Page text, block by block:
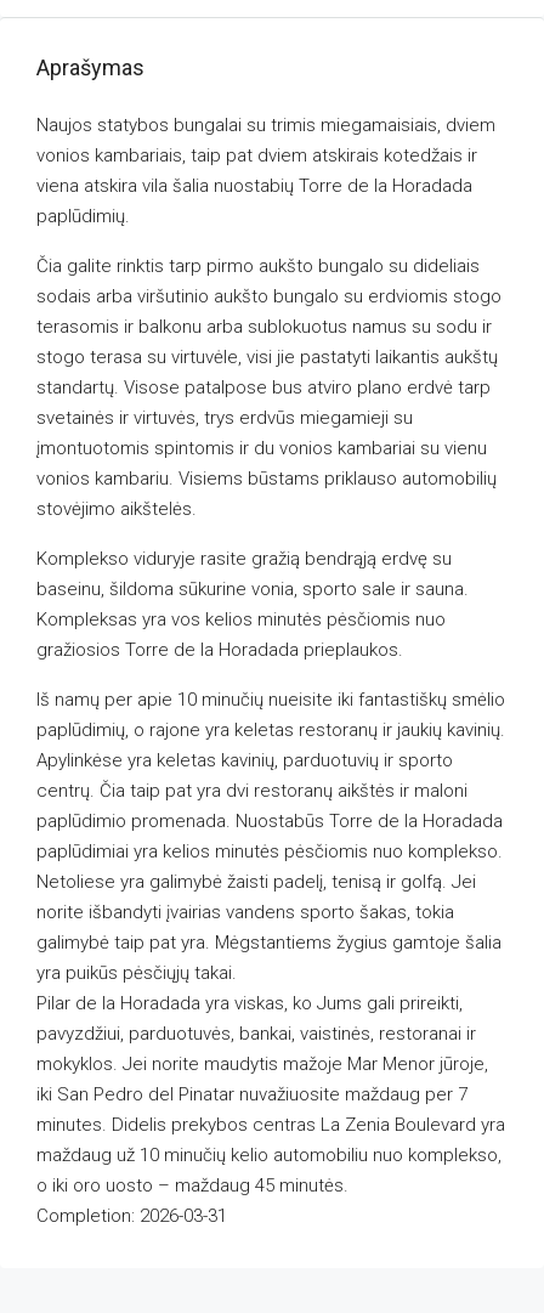
Aprašymas
Naujos statybos bungalai su trimis miegamaisiais, dviem
vonios kambariais, taip pat dviem atskirais kotedžais ir
viena atskira vila šalia nuostabių Torre de la Horadada
paplūdimių.
Čia galite rinktis tarp pirmo aukšto bungalo su dideliais
sodais arba viršutinio aukšto bungalo su erdviomis stogo
terasomis ir balkonu arba sublokuotus namus su sodu ir
stogo terasa su virtuvėle, visi jie pastatyti laikantis aukštų
standartų. Visose patalpose bus atviro plano erdvė tarp
svetainės ir virtuvės, trys erdvūs miegamieji su
įmontuotomis spintomis ir du vonios kambariai su vienu
vonios kambariu. Visiems būstams priklauso automobilių
stovėjimo aikštelės.
Komplekso viduryje rasite gražią bendrąją erdvę su
baseinu, šildoma sūkurine vonia, sporto sale ir sauna.
Kompleksas yra vos kelios minutės pėsčiomis nuo
gražiosios Torre de la Horadada prieplaukos.
Iš namų per apie 10 minučių nueisite iki fantastiškų smėlio
paplūdimių, o rajone yra keletas restoranų ir jaukių kavinių.
Apylinkėse yra keletas kavinių, parduotuvių ir sporto
centrų. Čia taip pat yra dvi restoranų aikštės ir maloni
paplūdimio promenada. Nuostabūs Torre de la Horadada
paplūdimiai yra kelios minutės pėsčiomis nuo komplekso.
Netoliese yra galimybė žaisti padelį, tenisą ir golfą. Jei
norite išbandyti įvairias vandens sporto šakas, tokia
galimybė taip pat yra. Mėgstantiems žygius gamtoje šalia
yra puikūs pėsčiųjų takai.
Pilar de la Horadada yra viskas, ko Jums gali prireikti,
pavyzdžiui, parduotuvės, bankai, vaistinės, restoranai ir
mokyklos. Jei norite maudytis mažoje Mar Menor jūroje,
iki San Pedro del Pinatar nuvažiuosite maždaug per 7
minutes. Didelis prekybos centras La Zenia Boulevard yra
maždaug už 10 minučių kelio automobiliu nuo komplekso,
o iki oro uosto – maždaug 45 minutės.
Completion: 2026-03-31